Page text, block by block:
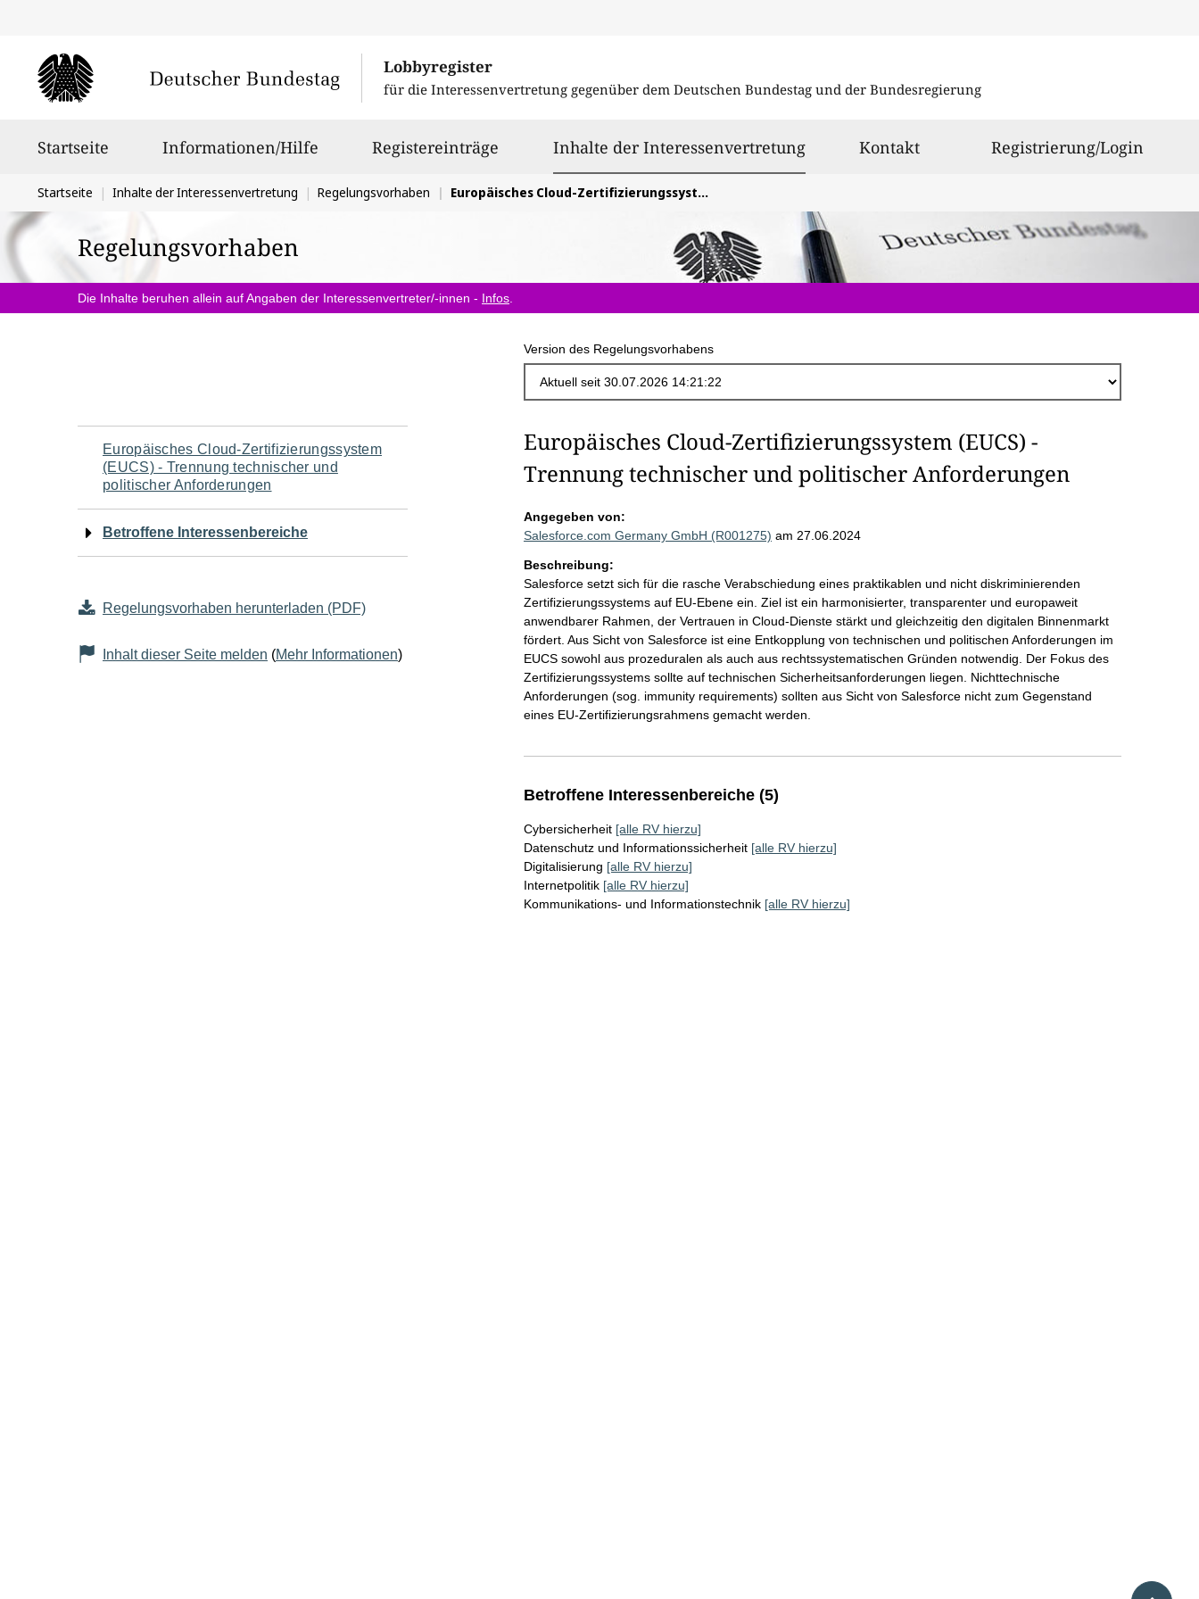
Lobbyregister
für die Interessenvertretung gegenüber dem Deutschen Bundestag und der Bundesregierung
Startseite Informationen/Hilfe Registereinträge Inhalte der Interessenvertretungausgewählt
Kontakt Registrierung/Login
Sie
befinden
sich
hier:
Startseite Inhalte der Interessenvertretung Regelungsvorhaben Europäisches Cloud-Zertifizierungssystem (EUCS) - Trennung technischer und politischer Anforderungen
Regelungsvorhaben
Die Inhalte beruhen allein auf Angaben der Interessenvertreter/-innen - Infos
Version des Regelungsvorhabens
Navigation
für
den
Europäisches Cloud-Zertifizierungssystem
(EUCS) - Trennung technischer und
politischer Anforderungen
Betroffene Interessenbereiche
Regelungsvorhaben herunterladen (PDF)
Inhalt dieser Seite melden (Mehr Informationen)
Europäisches Cloud-Zertifizierungssystem (EUCS) -
Trennung technischer und politischer Anforderungen
Angegeben von:
Salesforce.com Germany GmbH (R001275) am 27.06.2024
Beschreibung:
Salesforce setzt sich für die rasche Verabschiedung eines praktikablen und nicht diskriminierenden
Zertifizierungssystems auf EU-Ebene ein. Ziel ist ein harmonisierter, transparenter und europaweit
anwendbarer Rahmen, der Vertrauen in Cloud-Dienste stärkt und gleichzeitig den digitalen Binnenmarkt
fördert. Aus Sicht von Salesforce ist eine Entkopplung von technischen und politischen Anforderungen im
EUCS sowohl aus prozeduralen als auch aus rechtssystematischen Gründen notwendig. Der Fokus des
Zertifizierungssystems sollte auf technischen Sicherheitsanforderungen liegen. Nichttechnische
Anforderungen (sog. immunity requirements) sollten aus Sicht von Salesforce nicht zum Gegenstand
eines EU-Zertifizierungsrahmens gemacht werden.
Betroffene Interessenbereiche (5)
Cybersicherheit [alle RV hierzu]
Datenschutz und Informationssicherheit [alle RV hierzu]
Digitalisierung [alle RV hierzu]
Internetpolitik [alle RV hierzu]
Kommunikations- und Informationstechnik [alle RV hierzu]